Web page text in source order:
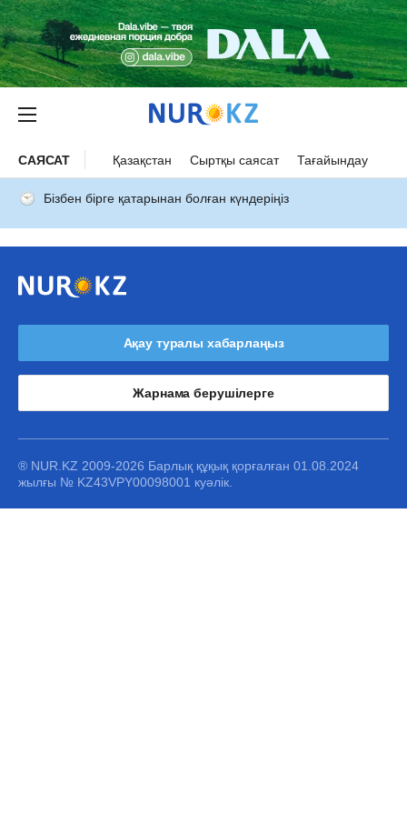
САЯСАТ Қазақстан Сыртқы саясат Тағайындау
Бізбен бірге қатарынан болған күндеріңіз
Ақау туралы хабарлаңыз
Жарнама берушілерге
® NUR.KZ 2009-2026 Барлық құқық қорғалған 01.08.2024
жылғы № KZ43VPY00098001 куәлік.